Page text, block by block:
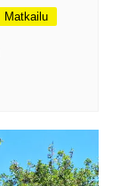
Matkailu